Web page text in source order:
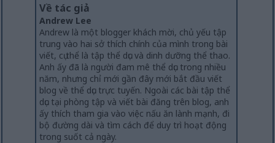
Về tác giả
Andrew Lee
Andrew là một blogger khách mời, chủ yếu tập
trung vào hai sở thích chính của mình trong bài
viết, cụ thể là tập thể dục và dinh dưỡng thể thao.
Anh ấy đã là người đam mê thể dục trong nhiều
năm, nhưng chỉ mới gần đây mới bắt đầu viết
blog về thể dục trực tuyến. Ngoài các bài tập thể
dục tại phòng tập và viết bài đăng trên blog, anh
ấy thích tham gia vào việc nấu ăn lành mạnh, đi
bộ đường dài và tìm cách để duy trì hoạt động
trong suốt cả ngày.